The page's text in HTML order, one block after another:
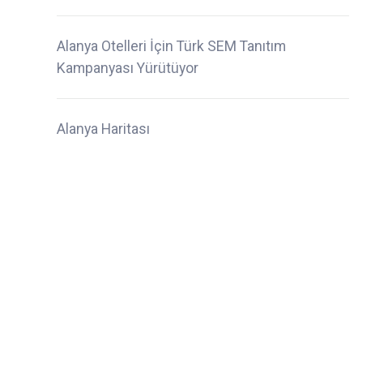
Alanya Otelleri İçin Türk SEM Tanıtım
Kampanyası Yürütüyor
Alanya Haritası